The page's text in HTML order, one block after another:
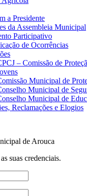
a Presidente
da Assembleia Municipal
Participativo
de Ocorrências
– Comissão de
Municipal de
Municipal de
Municipal de
Reclamações e Elogios
de Arouca
suas credenciais.